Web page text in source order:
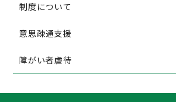
制度について
意思疎通支援
障がい者虐待